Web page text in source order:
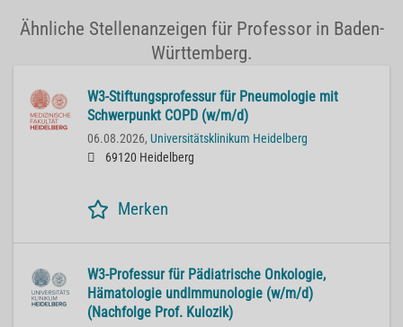
Ähnliche Stellenanzeigen für Professor in Baden-
Württemberg.
W3-Stiftungsprofessur für Pneumologie mit
Schwerpunkt COPD (w/m/d)
06.08.2026, Universitätsklinikum Heidelberg
69120 Heidelberg
Merken
W3-Professur für Pädiatrische Onkologie,
Hämatologie undImmunologie (w/m/d)
(Nachfolge Prof. Kulozik)